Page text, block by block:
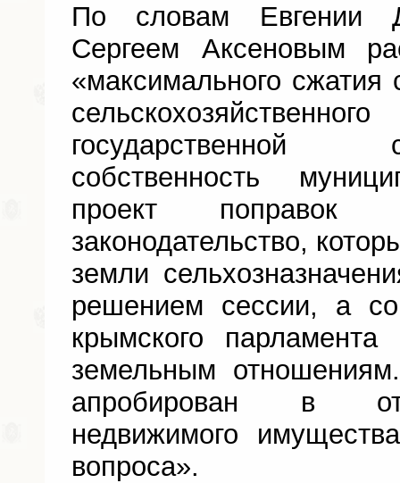
По словам Евгении
Сергеем Аксеновым
«максимального сжатия
государственной
собственность
проект поправок
законодательство,
земли
решением сессии, а
крымского
земельным
апробирован в
недвижимого
вопроса».